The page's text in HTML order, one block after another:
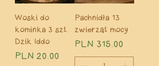
Woski do
kominka 3 szt.
Dzik Iddo
Price
PLN 20.00
Pachnidła 13
zwierząt mocy
Price
PLN 315.00